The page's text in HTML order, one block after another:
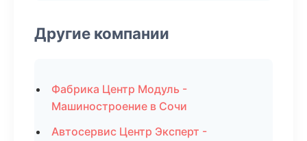
Другие компании
Фабрика Центр Модуль -
Машиностроение в Сочи
Автосервис Центр Эксперт -